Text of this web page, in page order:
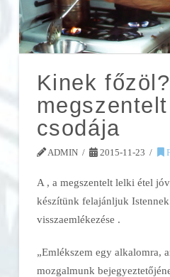
Kinek
megszentelt
csodája
ADMIN 2015-11-23
A , a megszentelt lelki étel
készítünk felajánljuk
visszaemlékezése .
„Emlékszem egy alkalomra,
mozgalmunk